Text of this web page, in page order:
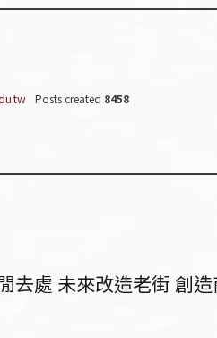
Posts created 8458
去處 未來改造老街 創造